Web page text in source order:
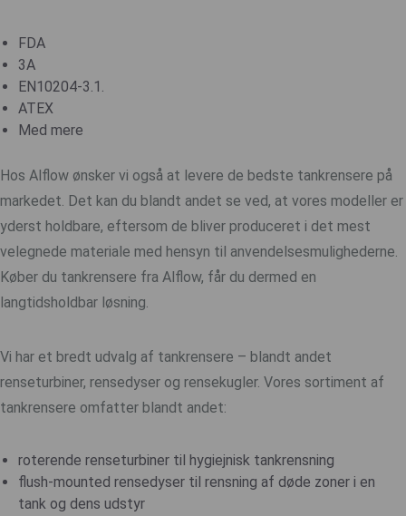
FDA
3A
EN10204-3.1.
ATEX
Med mere
Hos Alflow ønsker vi også at levere de bedste tankrensere på
markedet. Det kan du blandt andet se ved, at vores modeller er
yderst holdbare, eftersom de bliver produceret i det mest
velegnede materiale med hensyn til anvendelsesmulighederne.
Køber du tankrensere fra Alflow, får du dermed en
langtidsholdbar løsning.
Vi har et bredt udvalg af tankrensere – blandt andet
renseturbiner, rensedyser og rensekugler. Vores sortiment af
tankrensere omfatter blandt andet:
roterende renseturbiner til hygiejnisk tankrensning
flush-mounted rensedyser til rensning af døde zoner i en
tank og dens udstyr